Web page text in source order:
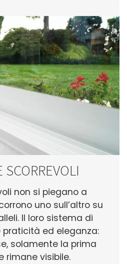
SCORREVOLI
non si piegano a
uno sull’altro su
Il loro sistema di
praticità ed eleganza:
solamente la prima
rimane visibile.